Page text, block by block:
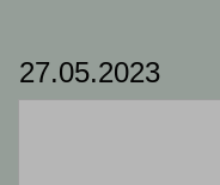
27.05.2023